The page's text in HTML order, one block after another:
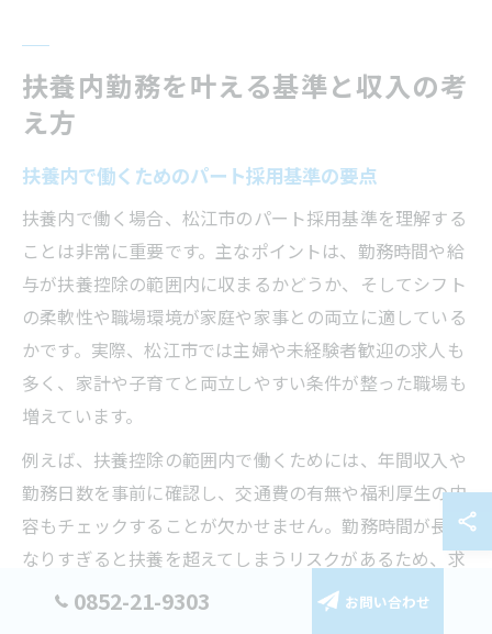
扶養内勤務を叶える基準と収入の考
え方
扶養内で働くためのパート採用基準の要点
扶養内で働く場合、松江市のパート採用基準を理解する
ことは非常に重要です。主なポイントは、勤務時間や給
与が扶養控除の範囲内に収まるかどうか、そしてシフト
の柔軟性や職場環境が家庭や家事との両立に適している
かです。実際、松江市では主婦や未経験者歓迎の求人も
多く、家計や子育てと両立しやすい条件が整った職場も
増えています。
例えば、扶養控除の範囲内で働くためには、年間収入や
勤務日数を事前に確認し、交通費の有無や福利厚生の内
容もチェックすることが欠かせません。勤務時間が長く
なりすぎると扶養を超えてしまうリスクがあるため、求
人情報を比較検討し、無理なく働ける条件を選ぶことが
0852-21-9303 お問い合わせ